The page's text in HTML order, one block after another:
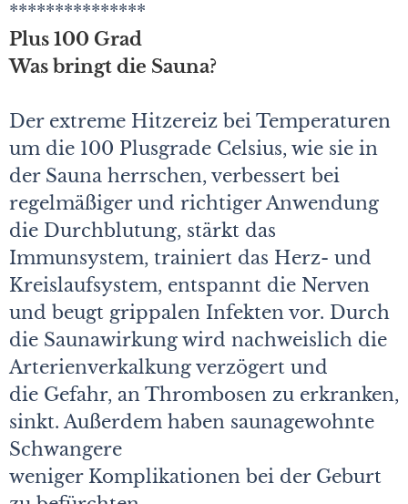
***************
Plus 100 Grad
Was bringt die Sauna?
Der extreme Hitzereiz bei Temperaturen
um die 100 Plusgrade Celsius, wie sie in
der Sauna herrschen, verbessert bei
regelmäßiger und richtiger Anwendung
die Durchblutung, stärkt das
Immunsystem, trainiert das Herz- und
Kreislaufsystem, entspannt die Nerven
und beugt grippalen Infekten vor. Durch
die Saunawirkung wird nachweislich die
Arterienverkalkung verzögert und
die Gefahr, an Thrombosen zu erkranken,
sinkt. Außerdem haben saunagewohnte
Schwangere
weniger Komplikationen bei der Geburt